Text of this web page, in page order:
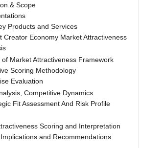
& Scope
Products and Services
Creator Economy Market Attractiveness
Market Attractiveness Framework
Scoring Methodology
Evaluation
Competitive Dynamics
Fit Assessment And Risk Profile
Scoring and Interpretation
and Recommendations